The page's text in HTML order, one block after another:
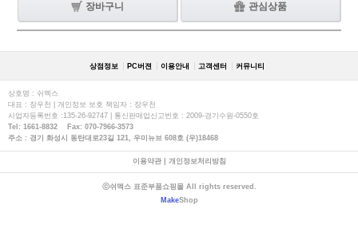
장바구니 관심상품
상점정보 PC버젼 이용안내 고객센터 커뮤니티
상호명 : 쉬멕스
대표 : 장우천 | 개인정보 보호 책임자 : 장우천
사업자등록번호 :135-26-92747 | 통신판매업신고번호 : 2009-경기수원-0550호
Tel: 1661-8832 Fax: 070-7966-3573
주소 : 경기 화성시 동탄대로23길 121, 우미뉴브 608호 (우)18468
이용약관| 개인정보처리방침
ⓒ쉬멕스 표준부품쇼핑몰 All rights reserved.
MakeShop